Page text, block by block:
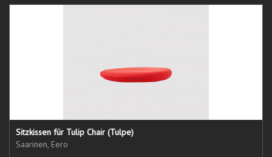
Sitzkissen für Tulip Chair (Tulpe)
Saarinen, Eero